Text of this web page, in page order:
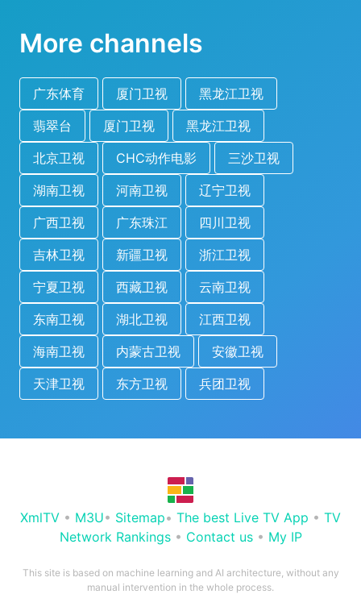
More channels
广东体育 厦门卫视
黑龙江卫视
翡翠台
厦门卫视
黑龙江卫视
北京卫视
CHC动作电影
三沙卫视
湖南卫视
河南卫视
辽宁卫视
广西卫视
广东珠江
四川卫视
吉林卫视
新疆卫视
浙江卫视
宁夏卫视
西藏卫视
云南卫视
东南卫视
湖北卫视
江西卫视
海南卫视
内蒙古卫视
安徽卫视
天津卫视
东方卫视 兵团卫视
XmlTV • M3U• Sitemap• The best Live TV App • TV
Network Rankings• Contact us• My IP
This site is based on machine learning and AI architecture, without any
manual intervention in the whole process.